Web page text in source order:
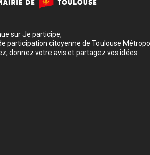
sur Je participe,
participation citoyenne de Toulouse
donnez votre avis et partagez vos idées.